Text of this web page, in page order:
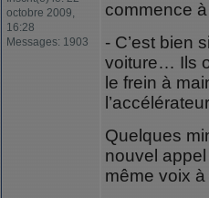
octobre 2009,
16:28
Messages: 1903
commence
- C’est bien
voiture… Ils
le frein à
Quelques
nouvel
même voix à